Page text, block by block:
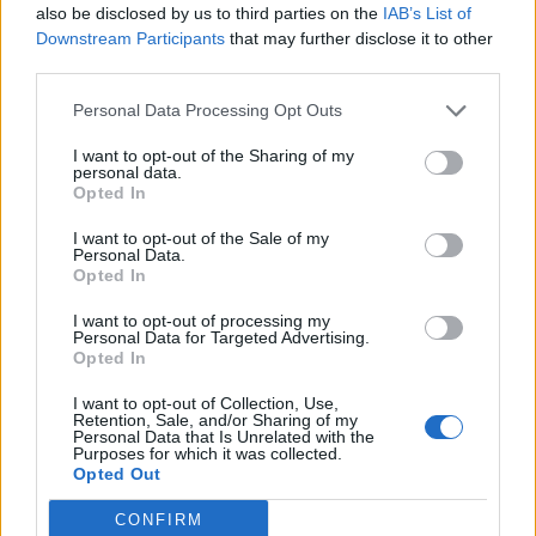
also be disclosed by us to third parties on the IAB’s List of
Downstream Participants that may further disclose it to other
Personal Data Processing Opt Outs
I want to opt-out of the Sharing of my
personal data.
Opted In
I want to opt-out of the Sale of my
Personal Data.
Opted In
I want to opt-out of processing my
Personal Data for Targeted Advertising.
Opted In
I want to opt-out of Collection, Use,
Retention, Sale, and/or Sharing of my
Personal Data that Is Unrelated with the
Purposes for which it was collected.
Opted Out
CONFIRM
Sanna Marin
Sauli Niinistö
Tasavallan presidentin kanslia
Heräsikö ajatuksia? Kerro mielipiteesi.
✨ Nimikone